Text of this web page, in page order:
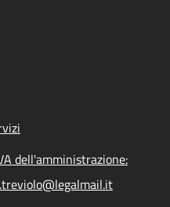
dell'amministrazione: